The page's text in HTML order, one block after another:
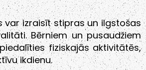
var izraisīt stipras un ilgstošas
Bērniem un pusaudžiem
fiziskajās aktivitātēs,
ikdienu.